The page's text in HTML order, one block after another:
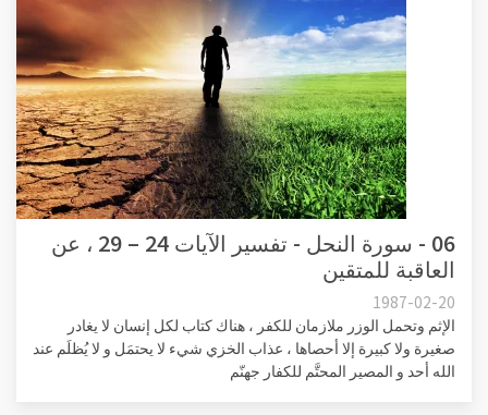
06 - سورة النحل - تفسير الآيات 24 – 29 ، عن
العاقبة للمتقين
1987-02-20
الإثم وتحمل الوزر ملازمان للكفر ، هناك كتاب لكل إنسان لا يغادر
صغيرة ولا كبيرة إلا أحصاها ، عذاب الخزي شيء لا يحتمَل و لا يُظلَم عند
الله أحد و المصير المحتَّم للكفار جهنّم